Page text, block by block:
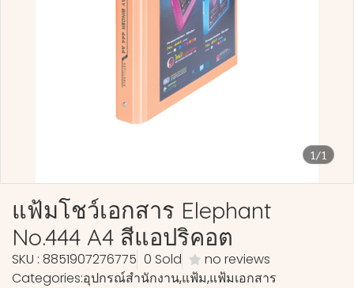
1/1
แฟ้มโชว์เอกสาร Elephant
No.444 A4 สีแอปริคอต
SKU : 8851907276775 0 Sold
no reviews
Categories:อุปกรณ์สำนักงาน,แฟ้ม,แฟ้มเอกสาร